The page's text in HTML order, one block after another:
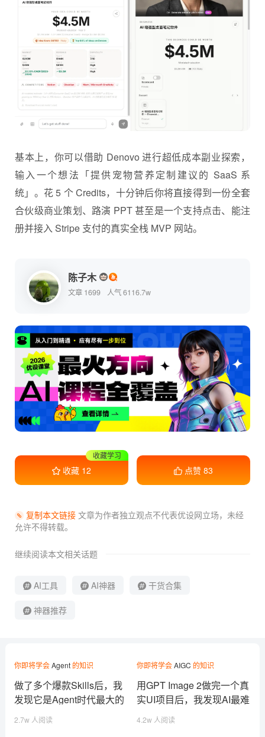
基本上，你可以借助 Denovo 进行超低成本副业探索，
输入一个想法「提供宠物营养定制建议的 SaaS 系
统」。花 5 个 Credits，十分钟后你将直接得到一份全套
合伙级商业策划、路演 PPT 甚至是一个支持点击、能注
册并接入 Stripe 支付的真实全栈 MVP 网站。
陈子木
文章 1699 人气 6116.7w
收藏 12
干货满满
点赞 83
复制本文链接文章为作者独立观点不代表优设网立场， 未经
允许不得转载。
继续阅读本文相关话题
AI工具 AI神器 干货合集
神器推荐
你即将学会Agent的知识
做了多个爆款Skills后，我
发现它是Agent时代最大的
能力商品！
2.7w 人阅读
你即将学会AIGC 的知识
用GPT Image 2做完一个真
实UI项目后，我发现AI最难
的不是出图
4.2w 人阅读